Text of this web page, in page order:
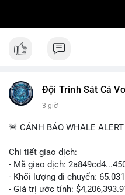
Đội Trinh Sát Cá
3 giờ
🚨 CẢNH BÁO WHALE
Chi tiết giao dịch:
- Mã giao dịch:
- Khối lượng di chuyển:
- Giá trị ước tính: